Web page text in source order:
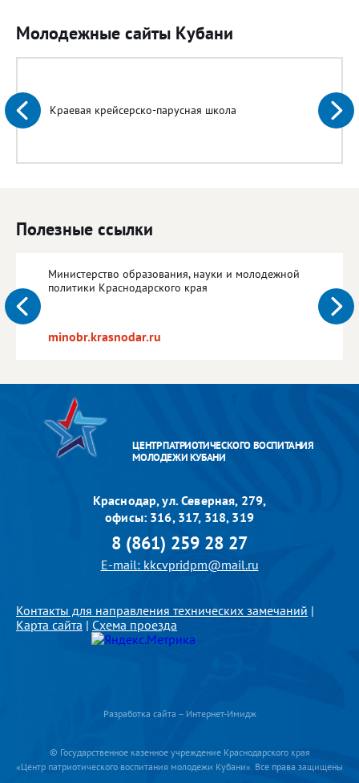
Молодежные сайты Кубани
Краевая крейсерско-парусная школа
Полезные ссылки
Министерство образования, науки и молодежной
политики Краснодарского края
minobr.krasnodar.ru
ЦЕНТР ПАТРИОТИЧЕСКОГО ВОСПИТАНИЯ
МОЛОДЕЖИ КУБАНИ
Краснодар, ул. Северная, 279,
офисы: 316, 317, 318, 319
8 (861) 259 28 27
E-mail: kkcvpridpm@mail.ru
Контакты для направления технических замечаний |
Карта сайта | Схема проезда
© Государственное казенное учреждение Краснодарского края
«Центр патриотического воспитания молодежи Кубани». Все права защищены
Разработка сайта – Интернет-Имидж